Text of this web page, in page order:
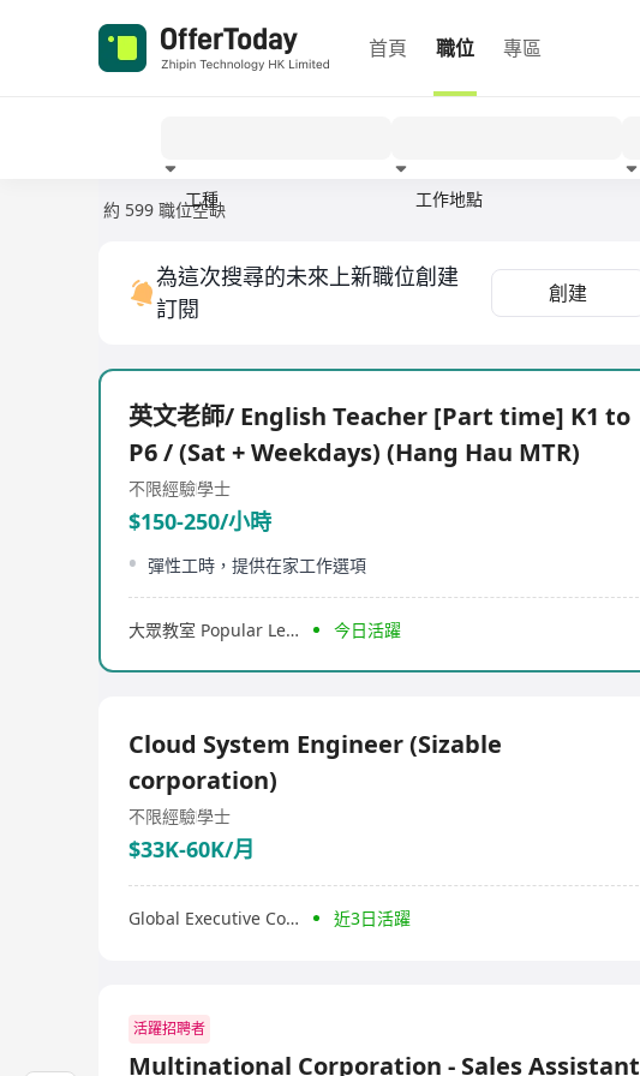
首頁 職位 專區
工種 工作地點
約 599 職位空缺
為這次搜尋的未來上新職位創建
訂閱
創建
英文老師/ English Teacher [Part time] K1 to
P6 / (Sat + Weekdays) (Hang Hau MTR)
不限經驗學士
$150-250/小時
彈性工時，提供在家工作選項
大眾教室 Popular Learning 今日活躍
Cloud System Engineer (Sizable
corporation)
不限經驗學士
$33K-60K/月
Global Executive Consultants Limited 近3日活躍
活躍招聘者
Multinational Corporation - Sales Assistant